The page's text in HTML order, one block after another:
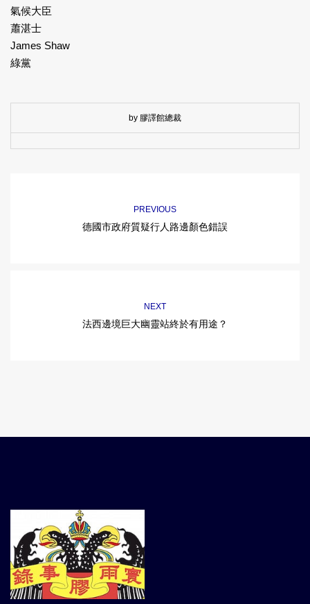
氣候大臣
蕭湛士
James Shaw
綠黨
by 膠譯館總裁
PREVIOUS
德國市政府質疑行人路邊顏色錯誤
NEXT
法西邊境巨大幽靈站終於有用途？